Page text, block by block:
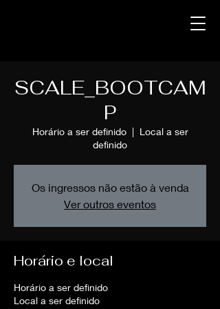
SCALE_BOOTCAM
P
Horário a ser definido
  |
Local a ser
definido
Os ingressos não estão à venda
Ver outros eventos
Horário e local
Horário a ser definido
Local a ser definido